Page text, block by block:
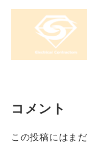
コメント
この投稿にはま